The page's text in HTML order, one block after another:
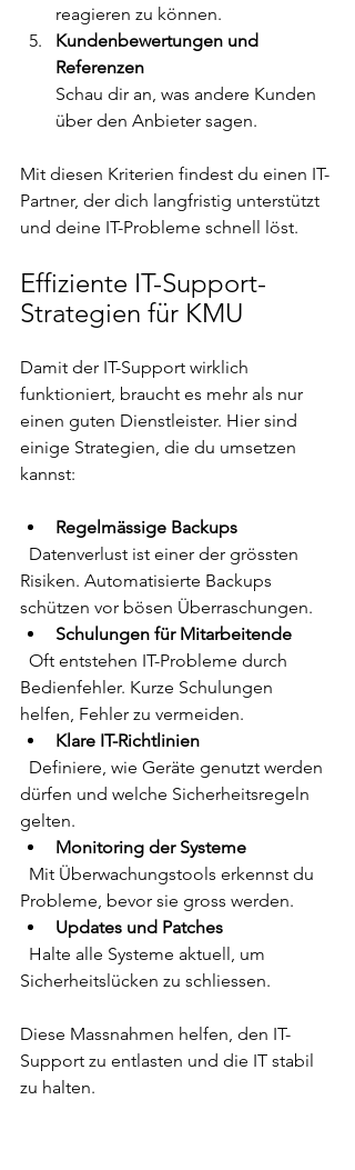
reagieren zu können.
Kundenbewertungen und
Referenzen
Schau dir an, was andere Kunden
über den Anbieter sagen.
Mit diesen Kriterien findest du einen IT-
Partner, der dich langfristig unterstützt
und deine IT-Probleme schnell löst.
Effiziente IT-Support-
Strategien für KMU
Damit der IT-Support wirklich
funktioniert, braucht es mehr als nur
einen guten Dienstleister. Hier sind
einige Strategien, die du umsetzen
kannst:
Regelmässige Backups
Risiken. Automatisierte Backups
schützen vor bösen Überraschungen.
Schulungen für Mitarbeitende
Bedienfehler. Kurze Schulungen
helfen, Fehler zu vermeiden.
Klare IT-Richtlinien
dürfen und welche Sicherheitsregeln
gelten.
Monitoring der Systeme
Probleme, bevor sie gross werden.
Updates und Patches
Sicherheitslücken zu schliessen.
Diese Massnahmen helfen, den IT-
Support zu entlasten und die IT stabil
zu halten.